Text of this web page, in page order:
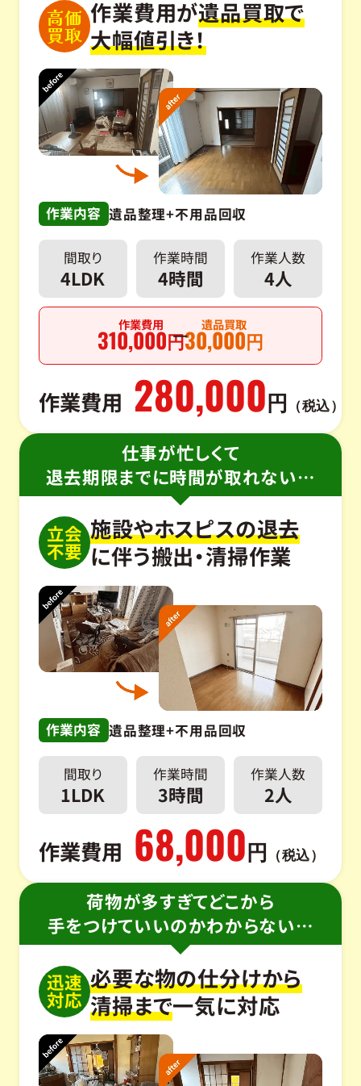
高価
買取
作業費用が遺品買取で
大幅値引き！
作業内容 遺品整理+不用品回収
間取り
4LDK
作業時間
4時間
作業人数
4人
作業費用
310,000 円
遺品買取
30,000円
作業費用 280,000 円 （税込）
仕事が忙しくて
退去期限までに時間が取れない…
立会
不要
施設やホスピスの退去
に伴う搬出・清掃作業
作業内容 遺品整理+不用品回収
間取り
1LDK
作業時間
3時間
作業人数
2人
作業費用 68,000 円 （税込）
荷物が多すぎてどこから
手をつけていいのかわからない…
迅速
対応
必要な物の仕分けから
清掃まで一気に対応